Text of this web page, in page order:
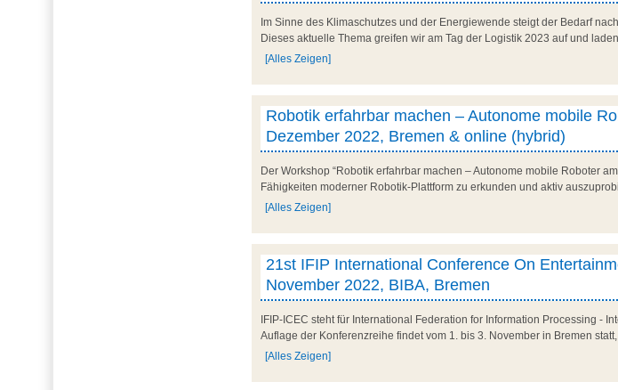
Im Sinne des Klimaschutzes und der Energiewende steigt der Bedarf
Dieses aktuelle Thema greifen wir am Tag der Logistik 2023 auf und
[Alles Zeigen]
Robotik erfahrbar machen – Autonome mobile
Dezember 2022, Bremen & online (hybrid)
Der Workshop “Robotik erfahrbar machen – Autonome mobile Roboter
Fähigkeiten moderner Robotik-Plattform zu erkunden und aktiv
[Alles Zeigen]
21st IFIP International Conference On
November 2022, BIBA, Bremen
IFIP-ICEC steht für International Federation for Information Processing -
Auflage der Konferenzreihe findet vom 1. bis 3. November in Bremen
[Alles Zeigen]